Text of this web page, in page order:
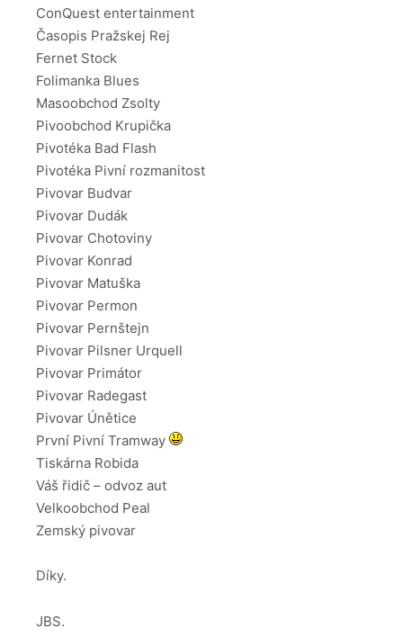
ConQuest entertainment
Časopis Pražskej Rej
Fernet Stock
Folimanka Blues
Masoobchod Zsolty
Pivoobchod Krupička
Pivotéka Bad Flash
Pivotéka Pivní rozmanitost
Pivovar Budvar
Pivovar Dudák
Pivovar Chotoviny
Pivovar Konrad
Pivovar Matuška
Pivovar Permon
Pivovar Pernštejn
Pivovar Pilsner Urquell
Pivovar Primátor
Pivovar Radegast
Pivovar Únětice
První Pivní Tramway
Tiskárna Robida
Váš řidič – odvoz aut
Velkoobchod Peal
Zemský pivovar
Díky.
JBS.